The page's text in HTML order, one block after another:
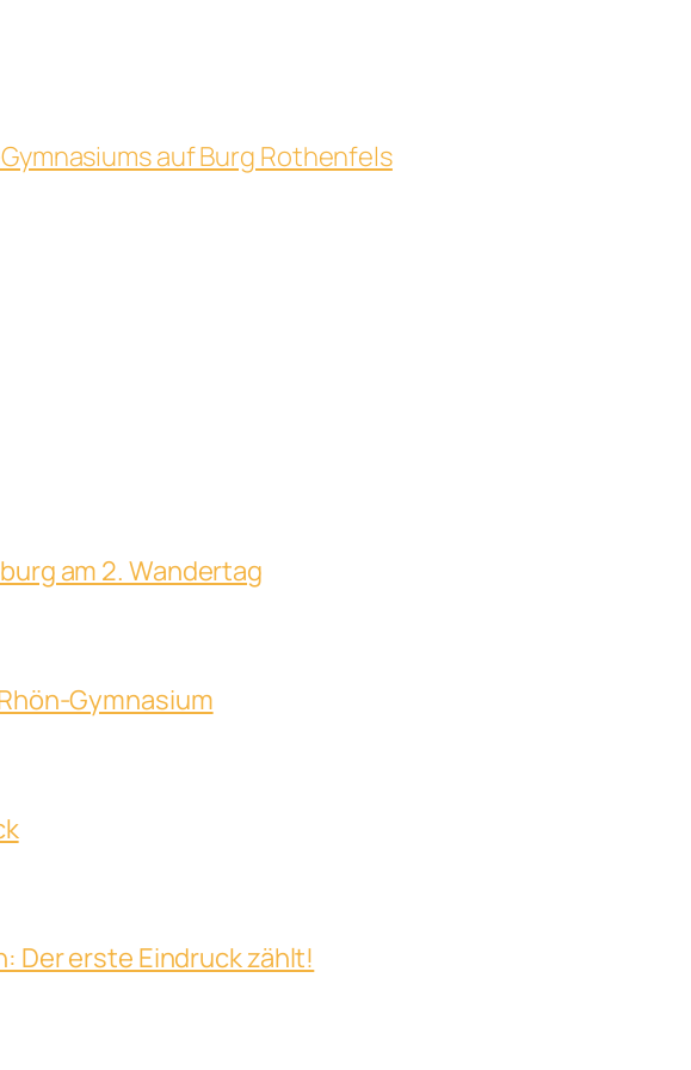
auf Burg Rothenfels
am 2. Wandertag
Gymnasium
Der erste Eindruck zählt!